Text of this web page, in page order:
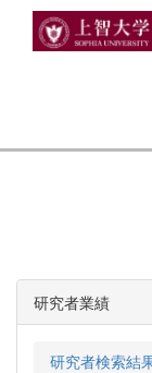
研究者業績
研究者検索結